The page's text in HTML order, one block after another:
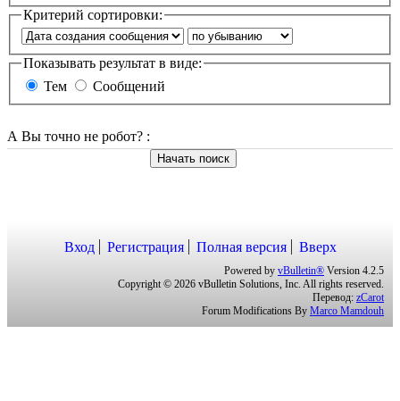
Критерий сортировки:
Показывать результат в виде:
Тем
Сообщений
А Вы точно не робот?
Начать поиск
Вход Регистрация Полная версия Вверх
Powered by vBulletin® Version 4.2.5
Copyright © 2026 vBulletin Solutions, Inc. All rights reserved.
Перевод: zCarot
Forum Modifications By Marco Mamdouh